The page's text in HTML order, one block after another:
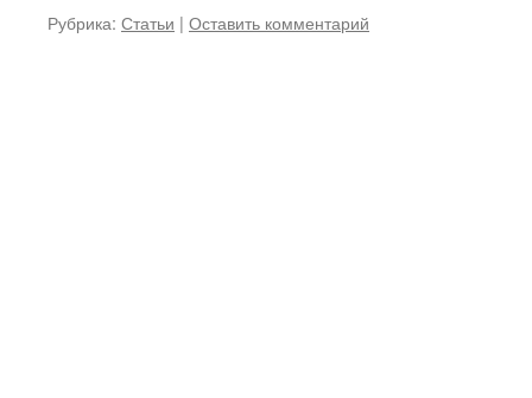
Рубрика: Статьи | Оставить комментарий